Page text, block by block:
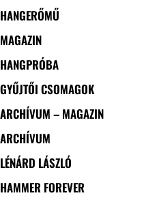
HANGERŐMŰ
MAGAZIN
HANGPRÓBA
GYŰJTŐI CSOMAGOK
ARCHÍVUM – MAGAZIN
ARCHÍVUM
LÉNÁRD LÁSZLÓ
HAMMER FOREVER